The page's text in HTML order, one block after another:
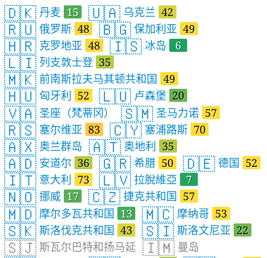
🇩🇰 丹麦 15 🇺🇦 乌克兰 42
🇷🇺 俄罗斯 48 🇧🇬 保加利亚 49
🇭🇷 克罗地亚 48 🇮🇸 冰岛 6
🇱🇮 列支敦士登 35
🇲🇰 前南斯拉夫马其顿共和国 49
🇭🇺 匈牙利 52 🇱🇺 卢森堡 20
🇻🇦 圣座（梵蒂冈） 🇸🇲 圣马力诺 57
🇷🇸 塞尔维亚 83 🇨🇾 塞浦路斯 70
🇦🇽 奥兰群岛 🇦🇹 奥地利 35
🇦🇩 安道尔 36 🇬🇷 希腊 50 🇩🇪 德国 52
🇮🇹 意大利 73 🇱🇻 拉脫維亞 7
🇳🇴 挪威 17 🇨🇿 捷克共和国 57
🇲🇩 摩尔多瓦共和国 13 🇲🇨 摩纳哥 53
🇸🇰 斯洛伐克共和国 43 🇸🇮 斯洛文尼亚 22
🇸🇯 斯瓦尔巴特和扬马延 🇮🇲 曼岛